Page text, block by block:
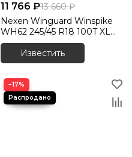
11 766 ₽13 660 ₽
Nexen Winguard Winspike
WH62 245/45 R18 100T XL
шип.
Известить
−17%